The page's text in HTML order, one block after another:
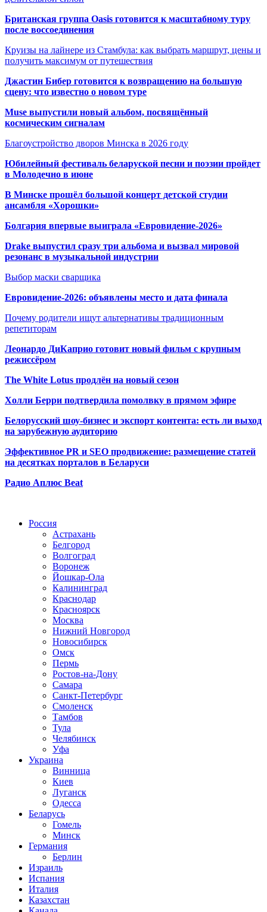
Британская группа Oasis готовится к масштабному туру
после воссоединения
Круизы на лайнере из Стамбула: как выбрать маршрут, цены и
получить максимум от путешествия
Джастин Бибер готовится к возвращению на большую
сцену: что известно о новом туре
Muse выпустили новый альбом, посвящённый
космическим сигналам
Благоустройство дворов Минска в 2026 году
Юбилейный фестиваль беларуской песни и поэзии пройдет
в Молодечно в июне
В Минске прошёл большой концерт детской студии
ансамбля «Хорошки»
Болгария впервые выиграла «Евровидение-2026»
Drake выпустил сразу три альбома и вызвал мировой
резонанс в музыкальной индустрии
Выбор маски сварщика
Евровидение-2026: объявлены место и дата финала
Почему родители ищут альтернативы традиционным
репетиторам
Леонардо ДиКаприо готовит новый фильм с крупным
режиссёром
The White Lotus продлён на новый сезон
Холли Берри подтвердила помолвку в прямом эфире
Белорусский шоу-бизнес и экспорт контента: есть ли выход
на зарубежную аудиторию
Эффективное PR и SEO продвижение: размещение статей
на десятках порталов в Беларуси
Радио Аплюс Beat
Россия
Астрахань
Белгород
Волгоград
Воронеж
Йошкар-Ола
Калининград
Краснодар
Красноярск
Москва
Нижний Новгород
Новосибирск
Омск
Пермь
Ростов-на-Дону
Самара
Санкт-Петербург
Смоленск
Тамбов
Тула
Челябинск
Уфа
Украина
Винница
Киев
Луганск
Одесса
Беларусь
Гомель
Минск
Германия
Берлин
Израиль
Испания
Италия
Казахстан